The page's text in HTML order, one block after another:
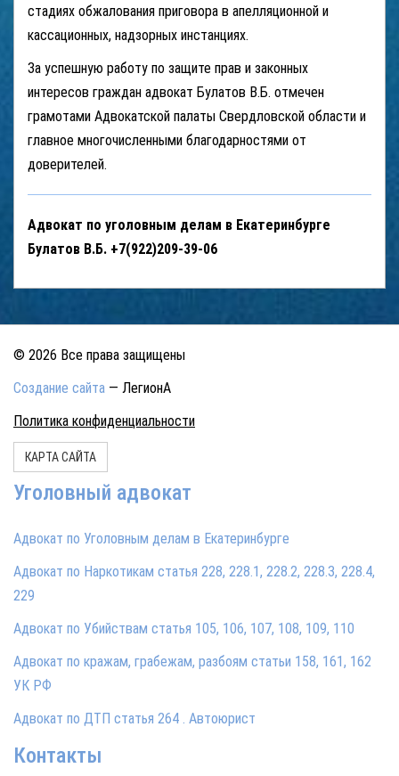
стадиях обжалования приговора в апелляционной и
кассационных, надзорных инстанциях.
За успешную работу по защите прав и законных
интересов граждан адвокат Булатов В.Б. отмечен
грамотами Адвокатской палаты Свердловской области и
главное многочисленными благодарностями от
доверителей.
Адвокат по уголовным делам в Екатеринбурге
Булатов В.Б. +7(922)209-39-06
© 2026 Все права защищены
Создание сайта — ЛегионА
Политика конфиденциальности
КАРТА САЙТА
Уголовный адвокат
Адвокат по Уголовным делам в Екатеринбурге
Адвокат по Наркотикам статья 228, 228.1, 228.2, 228.3, 228.4,
229
Адвокат по Убийствам статья 105, 106, 107, 108, 109, 110
Адвокат по кражам, грабежам, разбоям статьи 158, 161, 162
УК РФ
Адвокат по ДТП статья 264 . Автоюрист
Контакты